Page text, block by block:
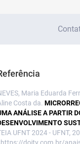
Maria Eduarda
Costa da.
ANÁLISE A PARTIR
UFNT 2024 - UFNT,